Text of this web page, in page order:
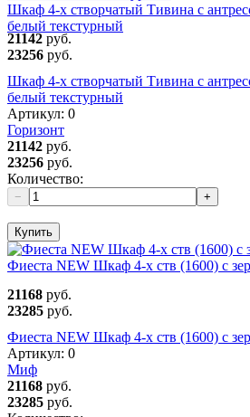
Шкаф 4-х створчатый Тивина с
белый текстурный
21142 руб.
23256 руб.
Шкаф 4-х створчатый Тивина с
белый текстурный
Артикул: 0
Горизонт
21142 руб.
23256 руб.
Количество:
− +
Купить
Фиеста NEW Шкаф 4-х ств (1600) с
21168 руб.
23285 руб.
Фиеста NEW Шкаф 4-х ств (1600) с
Артикул: 0
Миф
21168 руб.
23285 руб.